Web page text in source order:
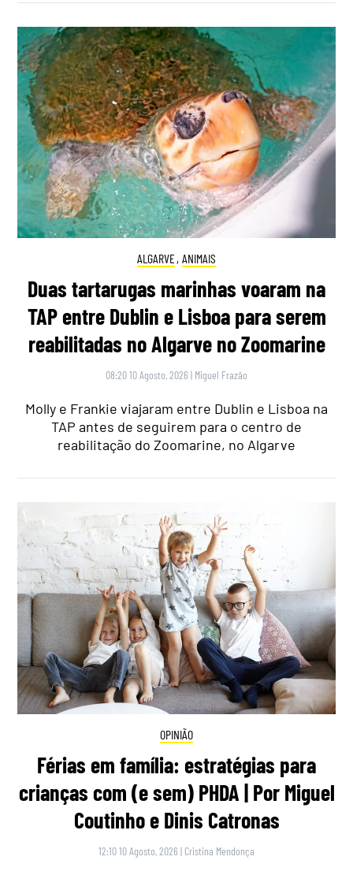
ALGARVE, ANIMAIS
Duas tartarugas marinhas voaram na
TAP entre Dublin e Lisboa para serem
reabilitadas no Algarve no Zoomarine
08:20 10 Agosto, 2026 | Miguel Frazão
Molly e Frankie viajaram entre Dublin e Lisboa na
TAP antes de seguirem para o centro de
reabilitação do Zoomarine, no Algarve
OPINIÃO
Férias em família: estratégias para
crianças com (e sem) PHDA | Por Miguel
Coutinho e Dinis Catronas
12:10 10 Agosto, 2026 | Cristina Mendonça